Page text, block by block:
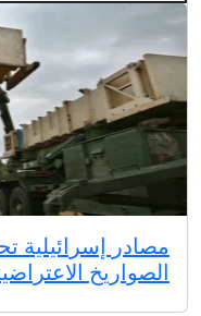
مصادر
الصواريخ